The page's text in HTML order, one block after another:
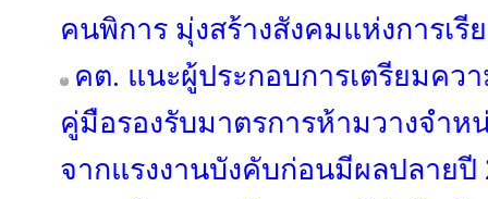
คนพิการ มุ่งสร้างสังคมแห่งการเรี
คต. แนะผู้ประกอบการเตรียมคว
คู่มือรองรับมาตรการห้ามวางจำห
จากแรงงานบังคับก่อนมีผลปลายปี